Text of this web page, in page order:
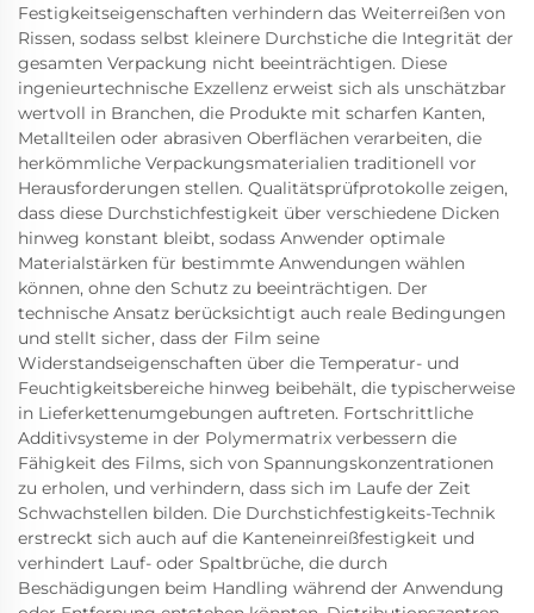
Festigkeitseigenschaften verhindern das Weiterreißen von
Rissen, sodass selbst kleinere Durchstiche die Integrität der
gesamten Verpackung nicht beeinträchtigen. Diese
ingenieurtechnische Exzellenz erweist sich als unschätzbar
wertvoll in Branchen, die Produkte mit scharfen Kanten,
Metallteilen oder abrasiven Oberflächen verarbeiten, die
herkömmliche Verpackungsmaterialien traditionell vor
Herausforderungen stellen. Qualitätsprüfprotokolle zeigen,
dass diese Durchstichfestigkeit über verschiedene Dicken
hinweg konstant bleibt, sodass Anwender optimale
Materialstärken für bestimmte Anwendungen wählen
können, ohne den Schutz zu beeinträchtigen. Der
technische Ansatz berücksichtigt auch reale Bedingungen
und stellt sicher, dass der Film seine
Widerstandseigenschaften über die Temperatur- und
Feuchtigkeitsbereiche hinweg beibehält, die typischerweise
in Lieferkettenumgebungen auftreten. Fortschrittliche
Additivsysteme in der Polymermatrix verbessern die
Fähigkeit des Films, sich von Spannungskonzentrationen
zu erholen, und verhindern, dass sich im Laufe der Zeit
Schwachstellen bilden. Die Durchstichfestigkeits-Technik
erstreckt sich auch auf die Kanteneinreißfestigkeit und
verhindert Lauf- oder Spaltbrüche, die durch
Beschädigungen beim Handling während der Anwendung